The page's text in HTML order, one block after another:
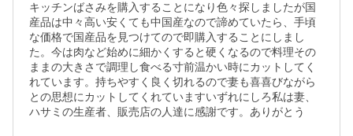
キッチンばさみを購入することになり色々探しましたが国
産品は中々高い安くても中国産なので諦めていたら、手頃
な価格で国産品を見つけてので即購入することにしまし
た。今は肉など始めに細かくすると硬くなるので料理その
ままの大きさで調理し食べる寸前温かい時にカットしてく
れています。持ちやすく良く切れるので妻も喜喜びながら
との思想にカットしてくれていますいずれにしろ私は妻、
ハサミの生産者、販売店の人達に感謝です。ありがとう